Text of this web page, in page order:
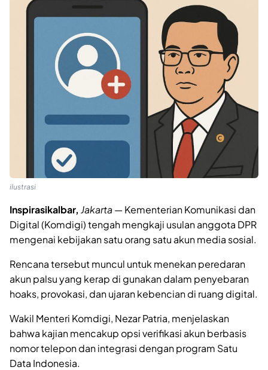
ilustrasi
Inspirasikalbar, Jakarta — Kementerian Komunikasi dan
Digital (Komdigi) tengah mengkaji usulan anggota DPR
mengenai kebijakan satu orang satu akun media sosial.
Rencana tersebut muncul untuk menekan peredaran
akun palsu yang kerap di gunakan dalam penyebaran
hoaks, provokasi, dan ujaran kebencian di ruang digital.
Wakil Menteri Komdigi, Nezar Patria, menjelaskan
bahwa kajian mencakup opsi verifikasi akun berbasis
nomor telepon dan integrasi dengan program Satu
Data Indonesia.